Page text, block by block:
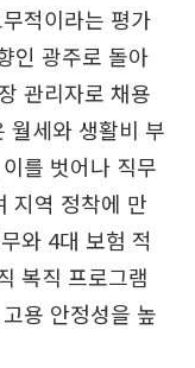
적이라는 평가
인 광주로 돌아
관리자로 채용
월세와 생활비 부
를 벗어나 직무
지역 정착에 만
와 4대 보험 적
복직 프로그램
용 안정성을 높